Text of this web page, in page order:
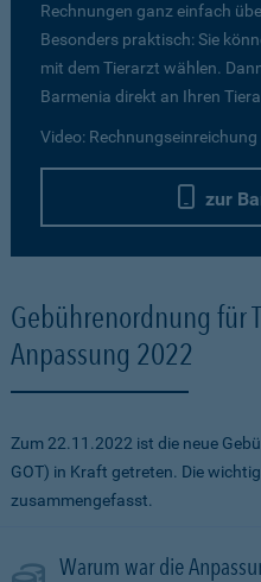
Rechnungen ganz einfach
Besonders praktisch: Sie
mit dem Tierarzt wählen.
Barmenia direkt an Ihren
Video: Rechnungseinreichung
zur
Gebührenordnung für
Anpassung 2022
Zum 22.11.2022 ist die neue
GOT) in Kraft getreten. Die
zusammengefasst.
Warum war die